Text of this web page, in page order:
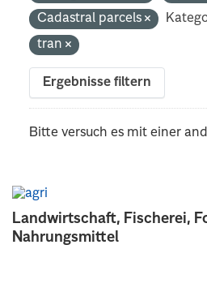
Landwirtschaft, Fischerei,
Nahrungsmittel
Cadastral parcels
tran
Ergebnisse filtern
Bitte versuch es mit einer